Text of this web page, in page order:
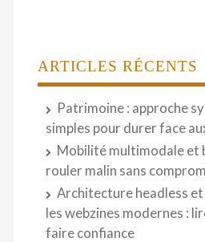
ARTICLES RÉCENTS
Patrimoine : approche
simples pour durer face
Mobilité multimodale et
rouler malin sans
Architecture headless
les webzines modernes :
faire confiance